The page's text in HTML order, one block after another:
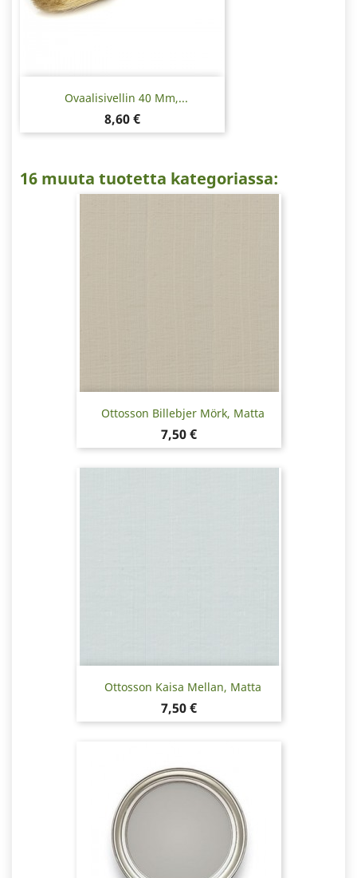
Ovaalisivellin 40 Mm,...
Hinta
8,60 €
16 muuta tuotetta kategoriassa:
Ottosson Billebjer Mörk, Matta
Hinta
7,50 €
Ottosson Kaisa Mellan, Matta
Hinta
7,50 €